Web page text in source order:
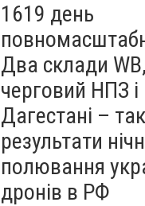
1619 день
Два склади WB,
черговий НПЗ
Дагестані –
результати
полювання
дронів в РФ